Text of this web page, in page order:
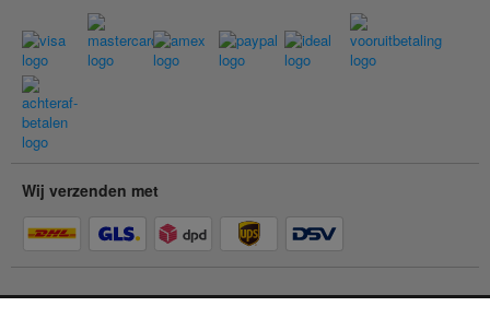
Wij verzenden met